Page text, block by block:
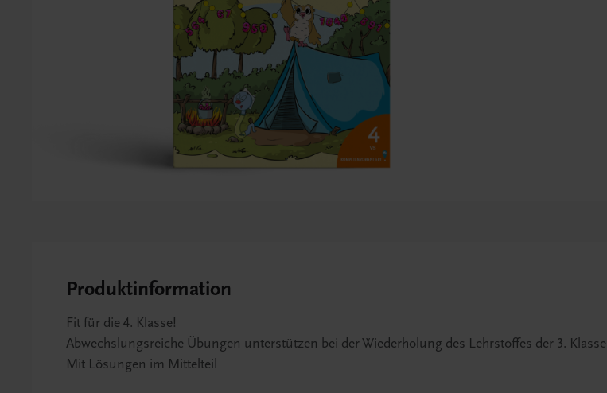
Produktinformation
Fit für die 4. Klasse!
Abwechslungsreiche Übungen unterstützen bei der Wiederholung des Lehrstoffes der 3. Klasse
Mit Lösungen im Mittelteil